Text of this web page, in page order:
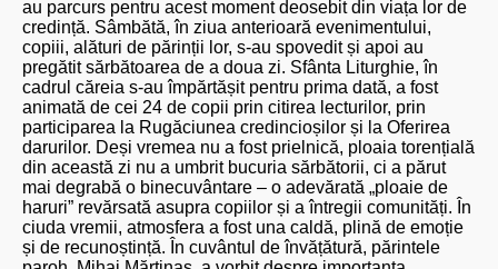
au parcurs pentru acest moment deosebit din viața lor de
credință. Sâmbătă, în ziua anterioară evenimentului,
copiii, alături de părinții lor, s-au spovedit și apoi au
pregătit sărbătoarea de a doua zi. Sfânta Liturghie, în
cadrul căreia s-au împărtășit pentru prima dată, a fost
animată de cei 24 de copii prin citirea lecturilor, prin
participarea la Rugăciunea credincioșilor și la Oferirea
darurilor. Deși vremea nu a fost prielnică, ploaia torențială
din această zi nu a umbrit bucuria sărbătorii, ci a părut
mai degrabă o binecuvântare – o adevărată „ploaie de
haruri” revărsată asupra copiilor și a întregii comunități. În
ciuda vremii, atmosfera a fost una caldă, plină de emoție
și de recunoștință. În cuvântul de învățătură, părintele